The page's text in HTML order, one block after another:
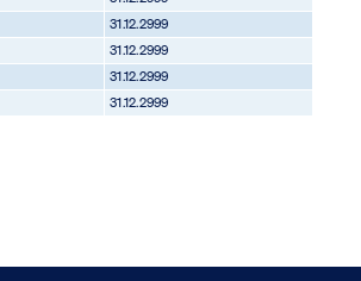
31.12.2999
31.12.2999
31.12.2999
31.12.2999